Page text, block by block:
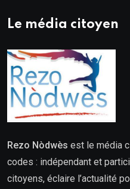
Le média citoyen
Rezo Nòdwès est le média
codes : indépendant et
citoyens, éclaire l’actualité